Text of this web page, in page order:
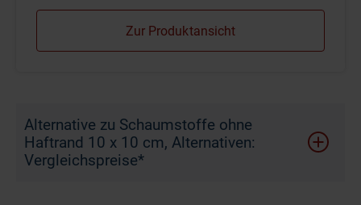
Zur Produktansicht
Alternative zu Schaumstoffe ohne
Haftrand 10 x 10 cm, Alternativen:
Vergleichspreise*